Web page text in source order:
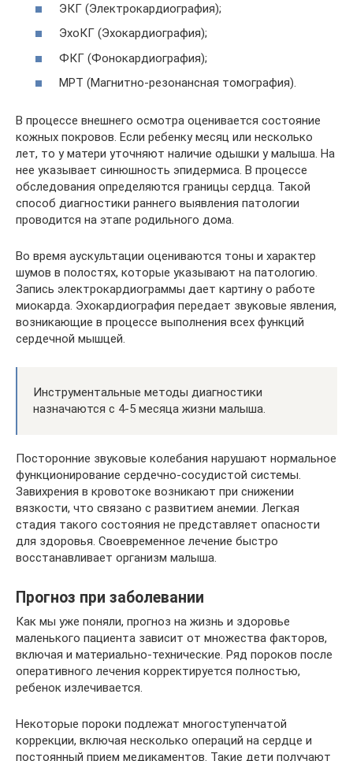
ЭКГ (Электрокардиография);
ЭхоКГ (Эхокардиография);
ФКГ (Фонокардиография);
МРТ (Магнитно-резонансная томография).
В процессе внешнего осмотра оценивается состояние
кожных покровов. Если ребенку месяц или несколько
лет, то у матери уточняют наличие одышки у малыша. На
нее указывает синюшность эпидермиса. В процессе
обследования определяются границы сердца. Такой
способ диагностики раннего выявления патологии
проводится на этапе родильного дома.
Во время аускультации оцениваются тоны и характер
шумов в полостях, которые указывают на патологию.
Запись электрокардиограммы дает картину о работе
миокарда. Эхокардиография передает звуковые явления,
возникающие в процессе выполнения всех функций
сердечной мышцей.
Инструментальные методы диагностики
назначаются с 4-5 месяца жизни малыша.
Посторонние звуковые колебания нарушают нормальное
функционирование сердечно-сосудистой системы.
Завихрения в кровотоке возникают при снижении
вязкости, что связано с развитием анемии. Легкая
стадия такого состояния не представляет опасности
для здоровья. Своевременное лечение быстро
восстанавливает организм малыша.
Прогноз при заболевании
Как мы уже поняли, прогноз на жизнь и здоровье
маленького пациента зависит от множества факторов,
включая и материально-технические. Ряд пороков после
оперативного лечения корректируется полностью,
ребенок излечивается.
Некоторые пороки подлежат многоступенчатой
коррекции, включая несколько операций на сердце и
постоянный прием медикаментов. Такие дети получают